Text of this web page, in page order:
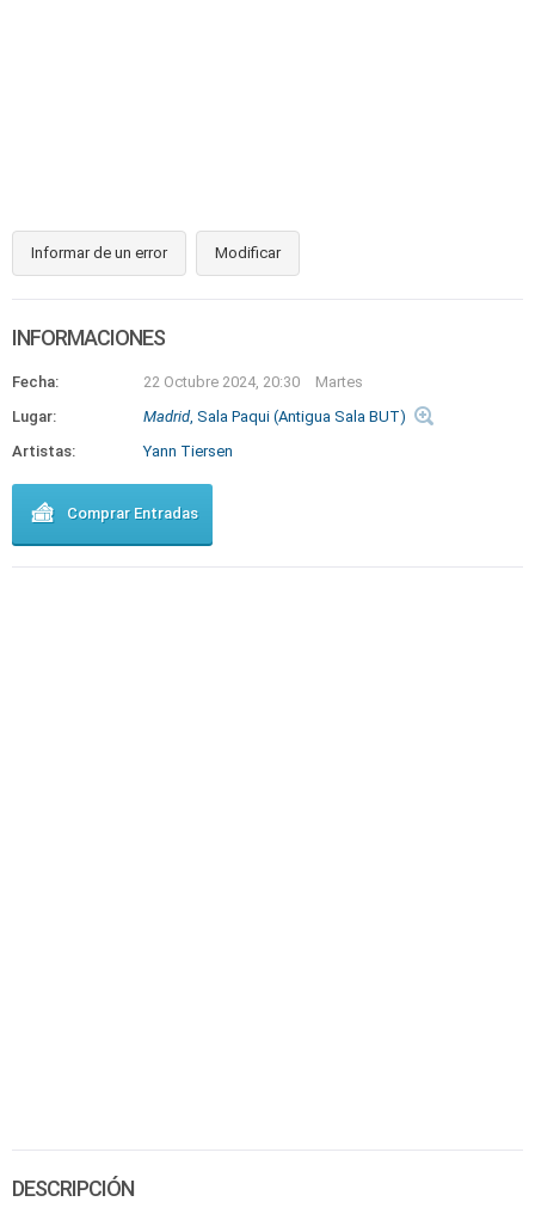
Informar de un error Modificar
INFORMACIONES
Fecha: 22 Octubre 2024, 20:30
Martes
Lugar:
Madrid, Sala Paqui (Antigua Sala BUT)
Artistas:
Yann Tiersen
Comprar Entradas
DESCRIPCIÓN